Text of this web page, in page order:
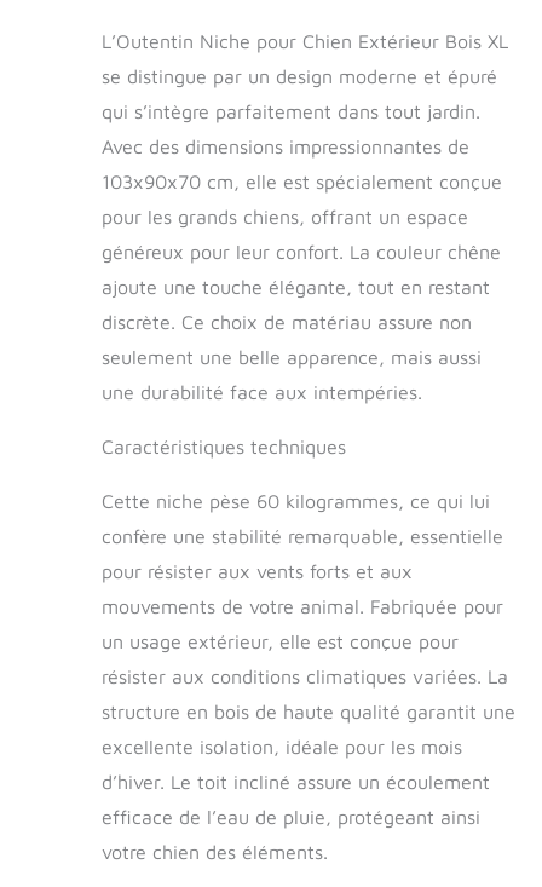
toit de la niche pour chien est fabriqué
en matériau qui s'effrite à haute
densité et garantit la sécurité de votre
chien. Il protège ainsi des conditions
météorologiques difficiles et empêche
également notre animal d'avaler
accidentellement de petites pièces.
Design unique et revêtement sûr :
élégantes, soigneusement imprégnée,
la niche pour chien s'adapte à
n'importe quel jardin. La peinture non
garantit aucune odeur désagréable et
une sécurité absolue pour votre chien.
percés, la niche pour chien peut être
risque de dommages ou de cassures.
Le fond solide et scellé garantit une
excellente isolation et résistance, ce
qui le rend également idéal pour les
total.
L’Outentin Niche pour Chien Extérieur Bois XL
se distingue par un design moderne et épuré
qui s’intègre parfaitement dans tout jardin.
Avec des dimensions impressionnantes de
103x90x70 cm, elle est spécialement conçue
pour les grands chiens, offrant un espace
généreux pour leur confort. La couleur chêne
ajoute une touche élégante, tout en restant
discrète. Ce choix de matériau assure non
seulement une belle apparence, mais aussi
une durabilité face aux intempéries.
Caractéristiques techniques
Cette niche pèse 60 kilogrammes, ce qui lui
confère une stabilité remarquable, essentielle
pour résister aux vents forts et aux
mouvements de votre animal. Fabriquée pour
un usage extérieur, elle est conçue pour
résister aux conditions climatiques variées. La
structure en bois de haute qualité garantit une
excellente isolation, idéale pour les mois
d’hiver. Le toit incliné assure un écoulement
efficace de l’eau de pluie, protégeant ainsi
votre chien des éléments.